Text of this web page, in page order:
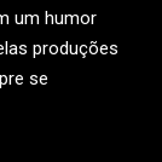
um humor
produções
se